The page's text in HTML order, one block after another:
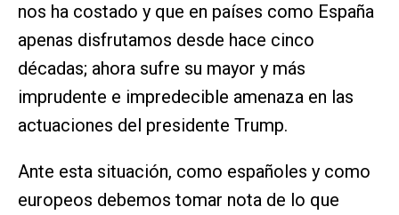
nos ha costado y que en países como España
apenas disfrutamos desde hace cinco
décadas; ahora sufre su mayor y más
imprudente e impredecible amenaza en las
actuaciones del presidente Trump.
Ante esta situación, como españoles y como
europeos debemos tomar nota de lo que